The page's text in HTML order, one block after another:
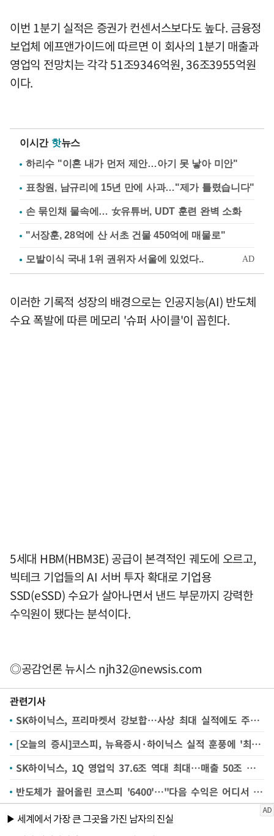
이번 1분기 실적은 증권가 컨센서스보다도 높다. 금융정
보업체 에프앤가이드에 따르면 이 회사의 1분기 매출과
영업익 전망치는 각각 51조9346억원, 36조3955억원
이다.
이시간 핫뉴스
하리수 "이혼 내가 먼저 제안…아기 못 낳아 미안"
표창원, 남규리에 15년 만에 사과…"제가 틀렸습니다"
손 묶인채 물속에… 女유튜버, UDT 훈련 완벽 소화
"서장훈, 28억에 산 서초 건물 450억에 매물로"
이러한 기록적 성장의 배경으로는 인공지능(AI) 반도체
수요 폭발에 따른 메모리 '슈퍼 사이클'이 꼽힌다.
5세대 HBM(HBM3E) 공급이 본격적인 궤도에 오르고,
빅테크 기업들의 AI 서버 투자 확대로 기업용
SSD(eSSD) 수요가 살아나면서 낸드 부문까지 강력한
수익원이 됐다는 분석이다.
◎공감언론 뉴시스njh32@newsis.com
관련기사
SK하이닉스, 프리마켓서 강보합…사상 최대 실적에도 주가 반응 제한
[오늘의 증시]코스피, 뉴욕증시·하이닉스 실적 훈풍에 '최고가 랠리' 이어갈 듯
SK하이닉스, 1Q 영업익 37.6조 역대 최대…매출 50조 넘기며 '어닝 서프라이즈'
반도체가 끌어올린 코스피 '6400'…"다음 수익은 어디서 나오나"